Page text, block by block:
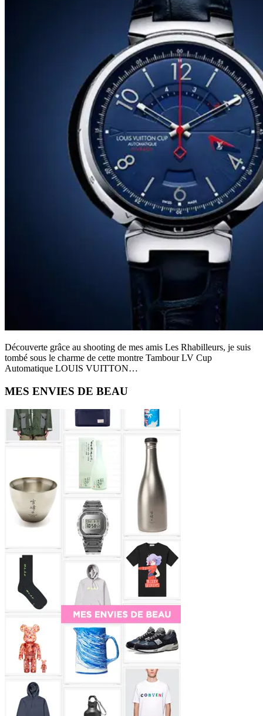
Découverte grâce au shooting de mes amis Les Rhabilleurs, je suis
tombé sous le charme de cette montre Tambour LV Cup
Automatique LOUIS VUITTON…
Primary
Sidebar
MES ENVIES DE BEAU